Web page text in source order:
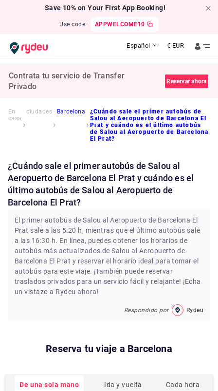
Save 10% on Your First App Booking!
Use code: APPWELCOME10
Español € EUR
Contrata tu servicio de Transfer
Privado
Reservar ahora
En
casa
ciudades Barcelona
¿Cuándo sale el primer autobús de
Salou al Aeropuerto de Barcelona El
Prat y cuándo es el último autobús
de Salou al Aeropuerto de Barcelona
El Prat?
¿Cuándo sale el primer autobús de Salou al
Aeropuerto de Barcelona El Prat y cuándo es el
último autobús de Salou al Aeropuerto de
Barcelona El Prat?
El primer autobús de Salou al Aeropuerto de Barcelona El
Prat sale a las 5:20 h, mientras que el último autobús sale
a las 16:30 h. En línea, puedes obtener los horarios de
autobús más actualizados de Salou al Aeropuerto de
Barcelona El Prat y reservar el horario ideal para tomar el
autobús para este viaje. ¡También puede reservar
traslados privados para un servicio fácil y relajante! ¡Echa
un vistazo a Rydeu ahora!
Respondido por Rydeu
Reserva tu viaje a Barcelona
De una sola mano Ida y vuelta Cada hora